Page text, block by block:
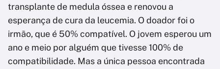
transplante de medula óssea e renovou a
esperança de cura da leucemia. O doador foi o
irmão, que é 50% compatível. O jovem esperou um
ano e meio por alguém que tivesse 100% de
compatibilidade. Mas a única pessoa encontrada